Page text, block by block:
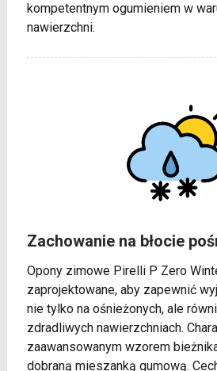
kompetentnym ogumieniem w
nawierzchni.
Zachowanie na błocie
Opony zimowe Pirelli P Zero
zaprojektowane, aby zapewnić
nie tylko na ośnieżonych, ale
zdradliwych nawierzchniach.
zaawansowanym wzorem
dobraną mieszanką gumową.